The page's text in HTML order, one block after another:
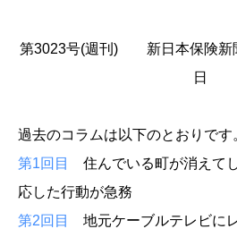
第3023号(週刊) 新日本保険新
日
過去のコラムは以下のとおりです
第1回目
住んでいる町が消えて
応した行動が急務
第2回目
地元ケーブルテレビに